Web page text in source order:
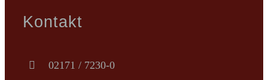
Kontakt
02171 / 7230-0